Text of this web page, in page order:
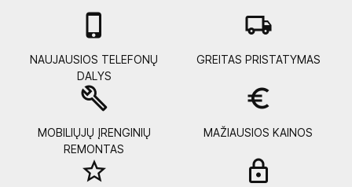

NAUJAUSIOS TELEFONŲ
DALYS
local_shipping
GREITAS PRISTATYMAS
build
MOBILIŲJŲ ĮRENGINIŲ
REMONTAS
euro_symbol
MAŽIAUSIOS KAINOS
star_border